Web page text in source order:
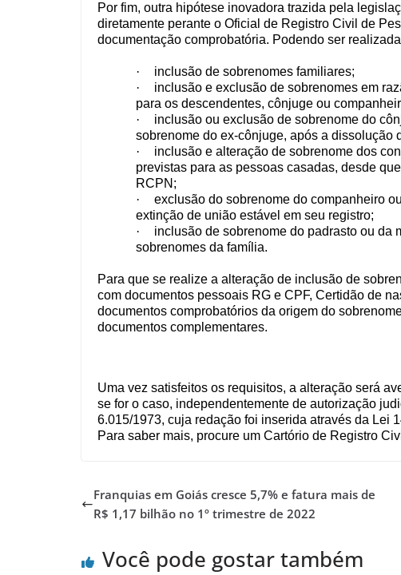
Por fim, outra hipótese inovadora trazida pela
diretamente perante o Oficial de Registro Civil de
documentação comprobatória. Podendo ser
·
inclusão de sobrenomes familiares;
·
inclusão e exclusão de sobrenomes em
para os descendentes, cônjuge ou
·
inclusão ou exclusão de sobrenome do
sobrenome do ex-cônjuge, após a dissolução
·
inclusão e alteração de sobrenome dos
previstas para as pessoas casadas, desde
RCPN;
·
exclusão do sobrenome do companheiro
extinção de união estável em seu registro;
·
inclusão de sobrenome do padrasto ou da
sobrenomes da família.
Para que se realize a alteração de inclusão de
com documentos pessoais RG e CPF, Certidão de
documentos comprobatórios da origem do
documentos complementares.
Uma vez satisfeitos os requisitos, a alteração será
se for o caso, independentemente de autorização
6.015/1973, cuja redação foi inserida através da Lei
Para saber mais, procure um Cartório de Registro
Franquias em Goiás cresce 5,7% e fatura mais de
R$ 1,17 bilhão no 1º trimestre de 2022
Você pode gostar também